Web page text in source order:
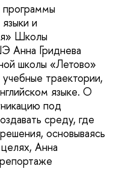
программы
и
Школы
Анна Гриднева
школы «Летово»
траектории,
языке. О
под
среду, где
основываясь
Анна